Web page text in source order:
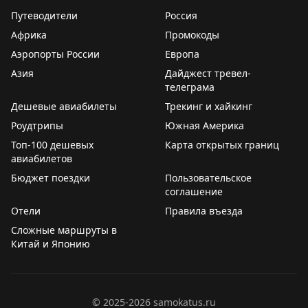
Путеводители
Россия
Африка
Промокоды
Аэропорты России
Европа
Азия
Дайджест тревел-
телеграма
Дешевые авиабилеты
Трекинг и хайкинг
Роудтрипы
Южная Америка
Топ-100 дешевых
авиабилетов
Карта открытых границ
Бюджет поездки
Пользовательское
соглашение
Отели
Правила въезда
Сложные маршруты в
Китай и Японию
© 2025-2026 samokatus.ru